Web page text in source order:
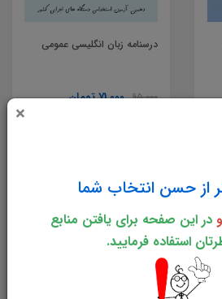
×
از حسن انتخاب شما
در این صفحه برای یافتن منابع
استفاده فرمایید.
درسنامه زبان انگلیسی عمومی
95,000 71,000 تومان